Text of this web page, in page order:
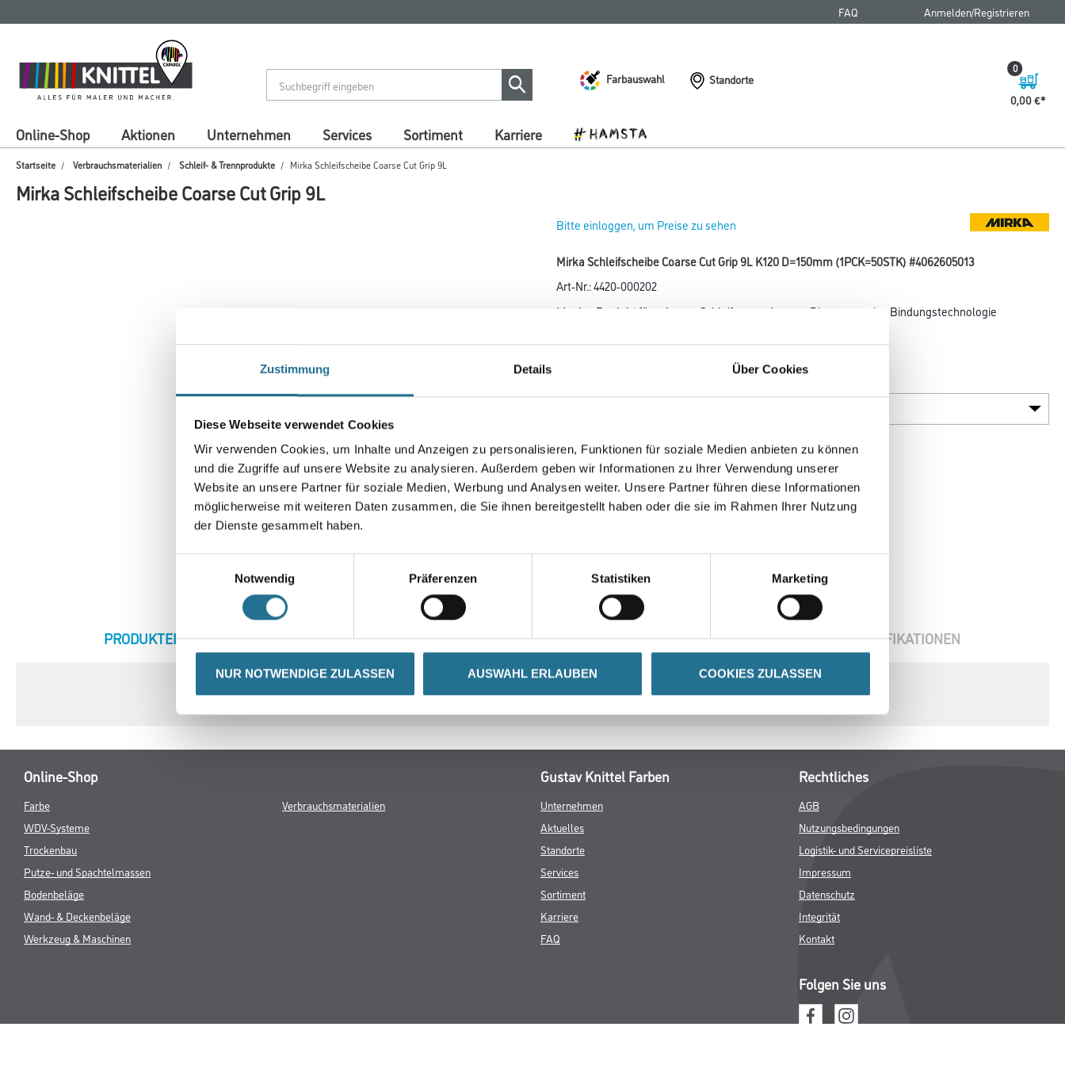
Zustimmung Details Über Cookies
Diese Webseite verwendet Cookies
Wir verwenden Cookies, um Inhalte und Anzeigen zu personalisieren, Funktionen für soziale Medien anbieten zu können
und die Zugriffe auf unsere Website zu analysieren. Außerdem geben wir Informationen zu Ihrer Verwendung unserer
Website an unsere Partner für soziale Medien, Werbung und Analysen weiter. Unsere Partner führen diese Informationen
möglicherweise mit weiteren Daten zusammen, die Sie ihnen bereitgestellt haben oder die sie im Rahmen Ihrer Nutzung
der Dienste gesammelt haben.
Notwendig
Präferenzen Statistiken Marketing
NUR NOTWENDIGE ZULASSEN AUSWAHL ERLAUBEN COOKIES ZULASSEN
springen
springen
FAQ Anmelden/Registrieren
Farbauswahl
Standorte
0,00 €
0
Online-Shop Aktionen Unternehmen Services Sortiment Karriere
Startseite Verbrauchsmaterialien Schleif- & Trennprodukte Mirka Schleifscheibe Coarse Cut Grip 9L
Mirka Schleifscheibe Coarse Cut Grip 9L
Bitte einloggen, um Preise zu sehen
Mirka Schleifscheibe Coarse Cut Grip 9L K120 D=150mm (1PCK=50STK) #4062605013
Art-Nr.:4420-000202
Ideales Produkt für schwere Schleifanwendungen. Die progressive Bindungstechnologie
für Anwendungen, bei denen es um den Abrieb an Kanten geht.
Umrechnungsfaktoren
CURRENT
PRODUKTEIGENSCHAFTEN ZUSATZINFOS GEFAHRENHINWEISE DATENBLÄTTER SPEZIFIKATIONEN
Online-Shop
Farbe
WDV-Systeme
Trockenbau
Putze- und Spachtelmassen
Bodenbeläge
Wand- & Deckenbeläge
Werkzeug & Maschinen
Verbrauchsmaterialien
Gustav Knittel Farben
Unternehmen
Aktuelles
Standorte
Services
Sortiment
Karriere
FAQ
Rechtliches
AGB
Nutzungsbedingungen
Logistik- und Servicepreisliste
Impressum
Datenschutz
Integrität
Kontakt
Folgen Sie uns